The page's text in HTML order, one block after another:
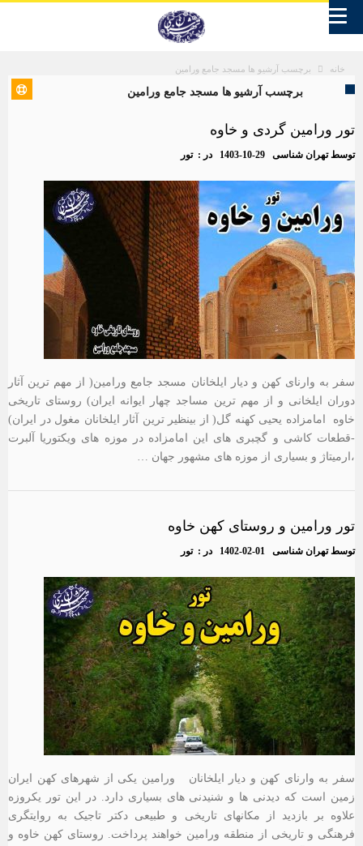
خانه برچسب آرشیو ها مسجد جامع ورامین
برچسب آرشیو ها مسجد جامع ورامین
تور ورامین گردی و خاوه
توسطتهران شناسی 1403-10-29 در :تور
سفر به وارنای کهن و دیار ایلخانان مسجد جامع ورامین( از مهم ترین آثار
دوران ایلخانی و از مهم ترین مساجد چهار ایوانه ایران) روستای تاریخی
خاوه امامزاده یحیی کهنه گل( از بینظیر ترین آثار ایلخانان مغول در ایران)
-قطعات کاشی و گچبری های این امامزاده در موزه های ویکتوریا آلبرت
،ارمیتاژ و بسیاری از موزه های مشهور جهان …
تور ورامین و روستای کهن خاوه
توسطتهران شناسی 1402-02-01 در :تور
سفر به وارنای کهن و دیار ایلخانان ورامین یکی از شهرهای کهن ایران
زمین است که دیدنی ها و شنیدنی های بسیاری دارد. در این تور یکروزه
علاوه بر بازدید از مکانهای تاریخی و طبیعی دکتر تاجیک به روایتگری
فرهنگی و تاریخی از منطقه ورامین خواهند پرداخت. روستای کهن خاوه و